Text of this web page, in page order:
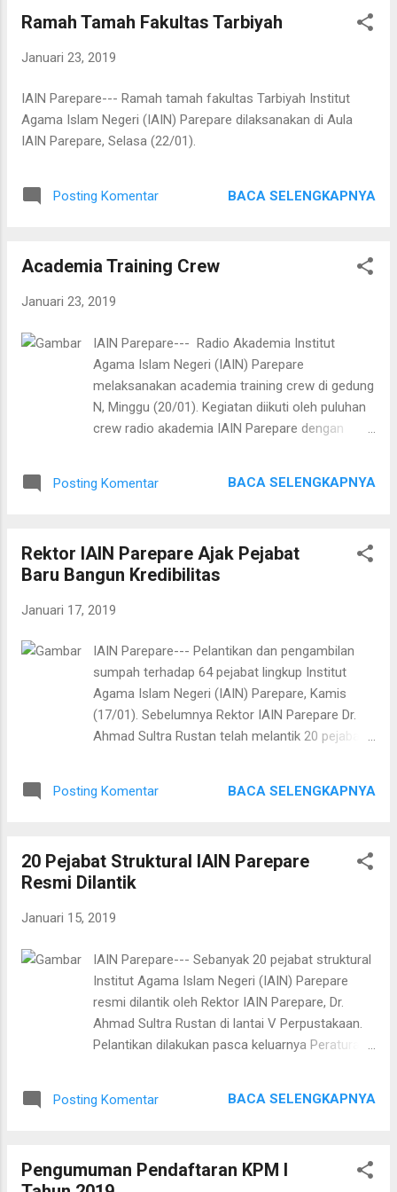
mengucapkan terima kasih dan permohonan
amanah tersebut. Lebih lanjut Budiman yang kini
Hukum Islam mengajak para dosen untuk
mengawal akhlak mahasiswa. "Bagaimanapun
tingginya ilmu seseorang, kalau akhlaknya
bawah akhlak, biar setinggi apapun ilmu kalau
ucap Budiman mengingatkan. Sementara Dekan
Fakultas Syariah dan Ilmu Hukum Isla...
Ramah Tamah Fakultas Tarbiyah
Januari 23, 2019
IAIN Parepare--- Ramah tamah fakultas Tarbiyah Institut
Agama Islam Negeri (IAIN) Parepare dilaksanakan di Aula
IAIN Parepare, Selasa (22/01).
Posting Komentar BACA SELENGKAPNYA
Academia Training Crew
Januari 23, 2019
IAIN Parepare--- Radio Akademia Institut
Agama Islam Negeri (IAIN) Parepare
melaksanakan academia training crew di gedung
N, Minggu (20/01). Kegiatan diikuti oleh puluhan
crew radio akademia IAIN Parepare dengan
Dekan Fakultas Ushuluddin, Adab dan Dakwah
Halim dan Agus Salim (Praktisi).
Posting Komentar BACA SELENGKAPNYA
Rektor IAIN Parepare Ajak Pejabat
Baru Bangun Kredibilitas
Januari 17, 2019
IAIN Parepare--- Pelantikan dan pengambilan
sumpah terhadap 64 pejabat lingkup Institut
Agama Islam Negeri (IAIN) Parepare, Kamis
(17/01). Sebelumnya Rektor IAIN Parepare Dr.
Ahmad Sultra Rustan telah melantik 20 pejabat
berlangsung di lantai V perpustakaan IAIN
(AUAK) IAN Parepare Hj. Musyarafah, S. Sos., M.
Si dan Guru Besar IAIN Parepare, Prof. Dr. H.
yang dilantik tersebut terdiri dari Wakil rektor I, II,
Pascasarjana, para ketua penanggungjawab
prodi, Ketua dan sekretaris Lembaga serta
kepala pusat-pusat yang ada di lingkup IAIN
Parepare. Dr. Ahmad Sultra Rustan dalam
sambutannya mengaku seiring peningkatan
berat. "IAIN Parepare ini bukanlah sesuatu yang
Posting Komentar BACA SELENGKAPNYA
20 Pejabat Struktural IAIN Parepare
Resmi Dilantik
Januari 15, 2019
IAIN Parepare--- Sebanyak 20 pejabat struktural
Institut Agama Islam Negeri (IAIN) Parepare
resmi dilantik oleh Rektor IAIN Parepare, Dr.
Ahmad Sultra Rustan di lantai V Perpustakaan.
Pelantikan dilakukan pasca keluarnya Peraturan
Parepare. Adapun 20 pejabat struktural tersebut
Keuangan Naharuddin, S. Ag., M. Pd sebagai
Posting Komentar BACA SELENGKAPNYA
Pengumuman Pendaftaran KPM I